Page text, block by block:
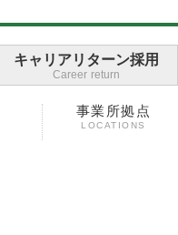
キャリアリターン採用
Career return
事業所拠点
LOCATIONS